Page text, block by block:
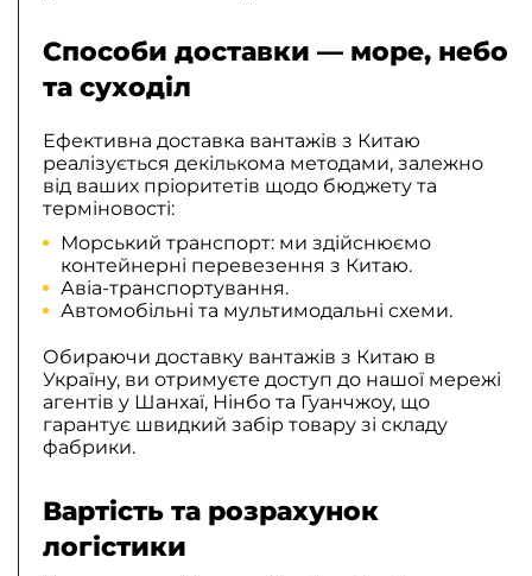
Способи доставки — море, небо
та суходіл
Ефективна доставка вантажів з Китаю
реалізується декількома методами, залежно
від ваших пріоритетів щодо бюджету та
терміновості:
Морський транспорт: ми здійснюємо
контейнерні перевезення з Китаю.
Авіа-транспортування.
Автомобільні та мультимодальні схеми.
Обираючи доставку вантажів з Китаю в
Україну, ви отримуєте доступ до нашої мережі
агентів у Шанхаї, Нінбо та Гуанчжоу, що
гарантує швидкий забір товару зі складу
фабрики.
Вартість та розрахунок
логістики